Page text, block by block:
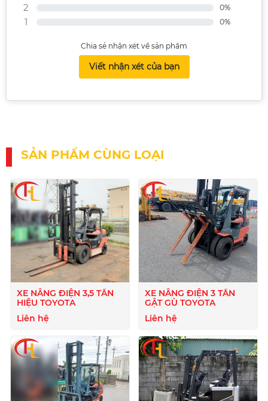
2 0%
1 0%
Chia sẻ nhận xét về sản phẩm
Viết nhận xét của bạn
SẢN PHẨM CÙNG LOẠI
XE NÂNG ĐIỆN 3,5 TẤN
HIỆU TOYOTA
Liên hệ
XE NÂNG ĐIỆN 3 TẤN
GẬT GÙ TOYOTA
Liên hệ